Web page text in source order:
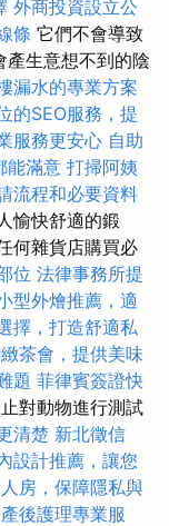
外商投資設立公
條 它們不會導致
產生意想不到的陰
漏水的專業方案
的SEO服務，提
服務更安心 自助
能滿意 打掃阿姨
流程和必要資料
愉快舒適的鍛
何雜貨店購買必
位 法律事務所提
型外燴推薦，適
擇，打造舒適私
茶會，提供美味
題 菲律賓簽證快
對動物進行測試
清楚 新北徵信
設計推薦，讓您
房，保障隱私與
產後護理專業服